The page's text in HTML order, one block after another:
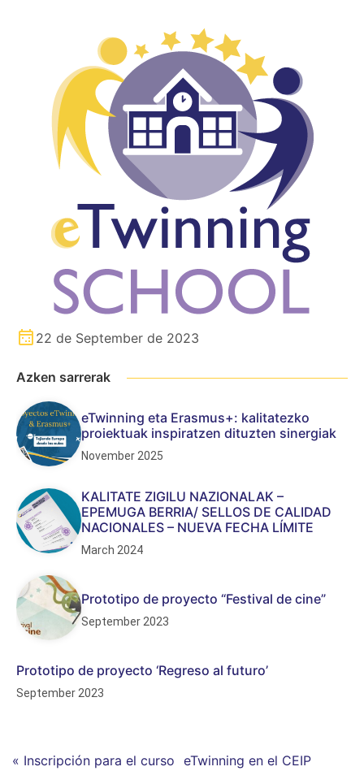
22 de September de 2023
Azken sarrerak
eTwinning eta Erasmus+: kalitatezko
proiektuak inspiratzen dituzten sinergiak
November 2025
KALITATE ZIGILU NAZIONALAK –
EPEMUGA BERRIA/ SELLOS DE CALIDAD
NACIONALES – NUEVA FECHA LÍMITE
March 2024
Prototipo de proyecto “Festival de cine”
September 2023
Prototipo de proyecto ‘Regreso al futuro’
September 2023
« Inscripción para el curso
eTwinning en el CEIP